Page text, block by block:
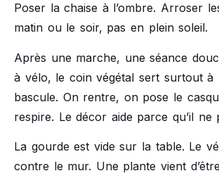
Poser la chaise à l’ombre. Arroser
matin ou le soir, pas en plein soleil.
Après une marche, une séance
à vélo, le coin végétal sert surtout à
bascule. On rentre, on pose le
respire. Le décor aide parce qu’il ne
La gourde est vide sur la table. Le
contre le mur. Une plante vient